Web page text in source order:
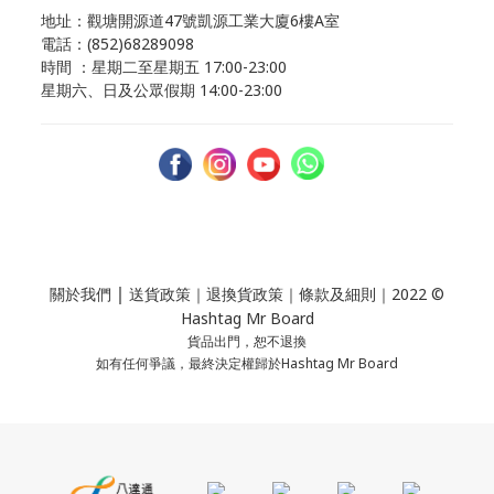
地址：觀塘開源道47號凱源工業大廈6樓A室
電話：(852)68289098
時間 ：星期二至星期五 17:00-23:00
星期六、日及公眾假期 14:00-23:00
關於我們 ｜ 送貨政策 ｜ 退換貨政策 ｜ 條款及細則 ｜2022 ©
Hashtag Mr Board
貨品出門，恕不退換
如有任何爭議，最終決定權歸於Hashtag Mr Board